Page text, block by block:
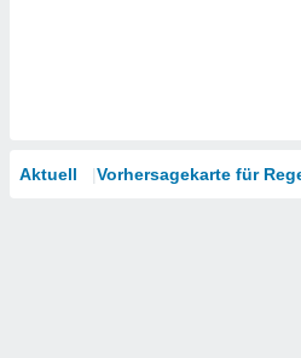
Aktuell Vorhersagekarte für